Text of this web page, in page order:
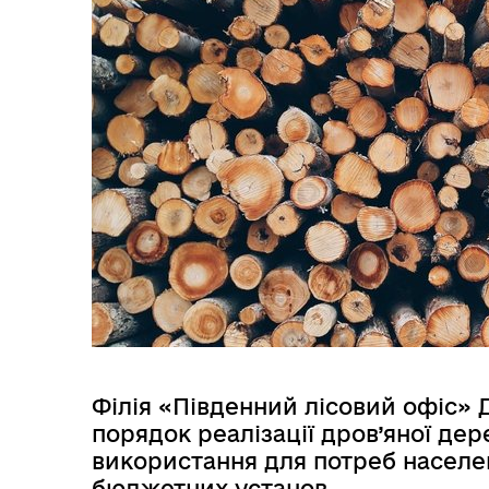
Засідання виконавчого
комітету
Трансляції
Філія «Південний лісовий
порядок реалізації дров’яної
використання для потреб